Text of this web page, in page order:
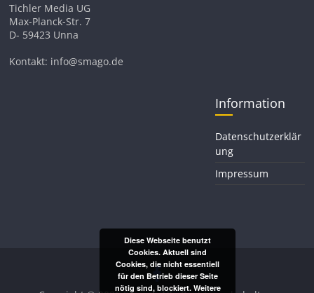
Tichler Media UG
Max-Planck-Str. 7
D- 59423 Unna
Kontakt: info@smago.de
Information
Datenschutzerklär
ung
Impressum
Diese Webseite benutzt
Cookies. Aktuell sind
Cookies, die nicht essentiell
für den Betrieb dieser Seite
nötig sind, blockiert. Weitere